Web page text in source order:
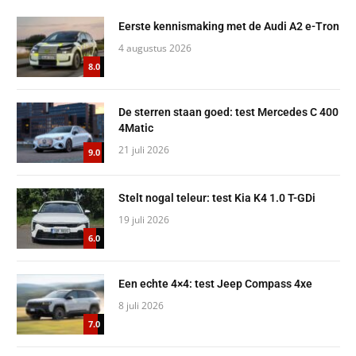
8.0
Eerste kennismaking met de Audi A2 e-Tron
4 augustus 2026
9.0
De sterren staan goed: test Mercedes C 400
4Matic
21 juli 2026
6.0
Stelt nogal teleur: test Kia K4 1.0 T-GDi
19 juli 2026
7.0
Een echte 4×4: test Jeep Compass 4xe
8 juli 2026